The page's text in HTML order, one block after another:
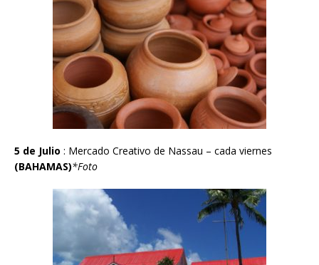
5 de Julio : Mercado Creativo de Nassau – cada viernes
(BAHAMAS)*Foto